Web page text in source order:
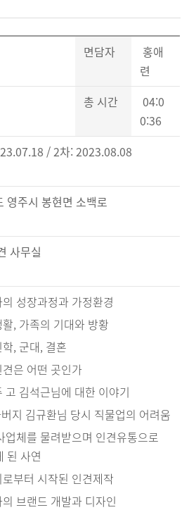
면담자
홍애
련
총 시간
04:0
0:36
/ 2차: 2023.08.08
영주시 봉현면 소백로
사무실
성장과정과 가정환경
, 가족의 기대와 방황
, 군대, 결혼
은 어떤 곳인가
고 김석근님에 대한 이야기
지 김규환님 당시 직물업의 어려움
업체를 물려받으며 인견유통으로
된 사연
부터 시작된 인견제작
브랜드 개발과 디자인